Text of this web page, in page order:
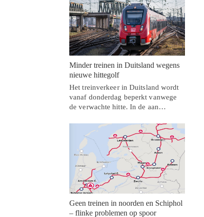
Minder treinen in Duitsland wegens
nieuwe hittegolf
Het treinverkeer in Duitsland wordt
vanaf donderdag beperkt vanwege
de verwachte hitte. In de aan…
Geen treinen in noorden en Schiphol
– flinke problemen op spoor